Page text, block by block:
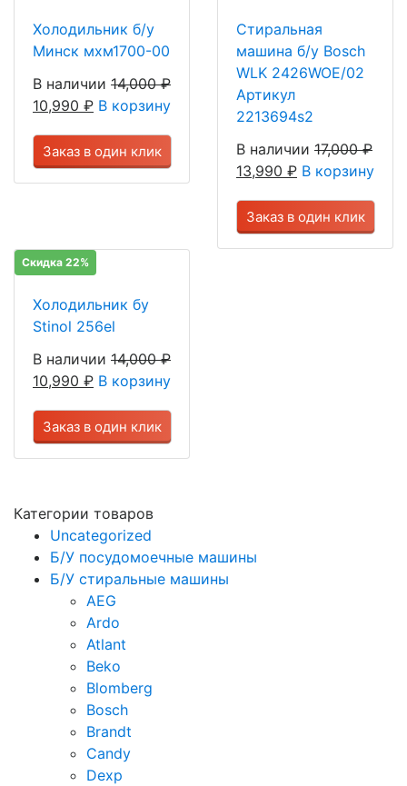
Холодильник б/у
Минск мхм1700-00
В наличии 14,000₽
10,990 ₽ В корзину
Заказ в один клик
Стиральная
машина б/у Bosch
WLK 2426WOE/02
Артикул
2213694s2
В наличии 17,000₽
13,990 ₽ В корзину
Заказ в один клик
Скидка 22%
Холодильник бу
Stinol 256el
В наличии 14,000₽
10,990 ₽ В корзину
Заказ в один клик
Категории товаров
Uncategorized
Б/У посудомоечные машины
Б/У стиральные машины
AEG
Ardo
Atlant
Beko
Blomberg
Bosch
Brandt
Candy
Dexp